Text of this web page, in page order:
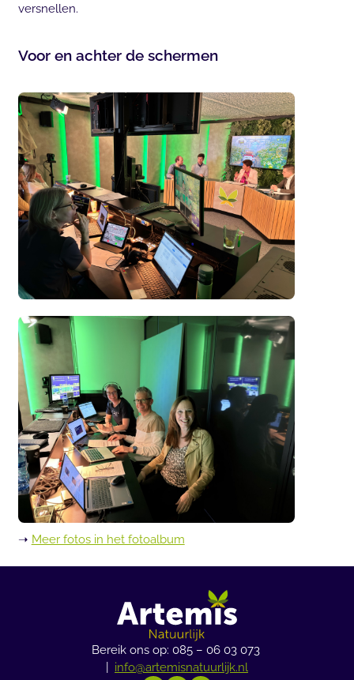
versnellen.
Voor en achter de schermen
➝ Meer fotos in het fotoalbum
Bereik ons op: 085 – 06 03 073
info@artemisnatuurlijk.nl